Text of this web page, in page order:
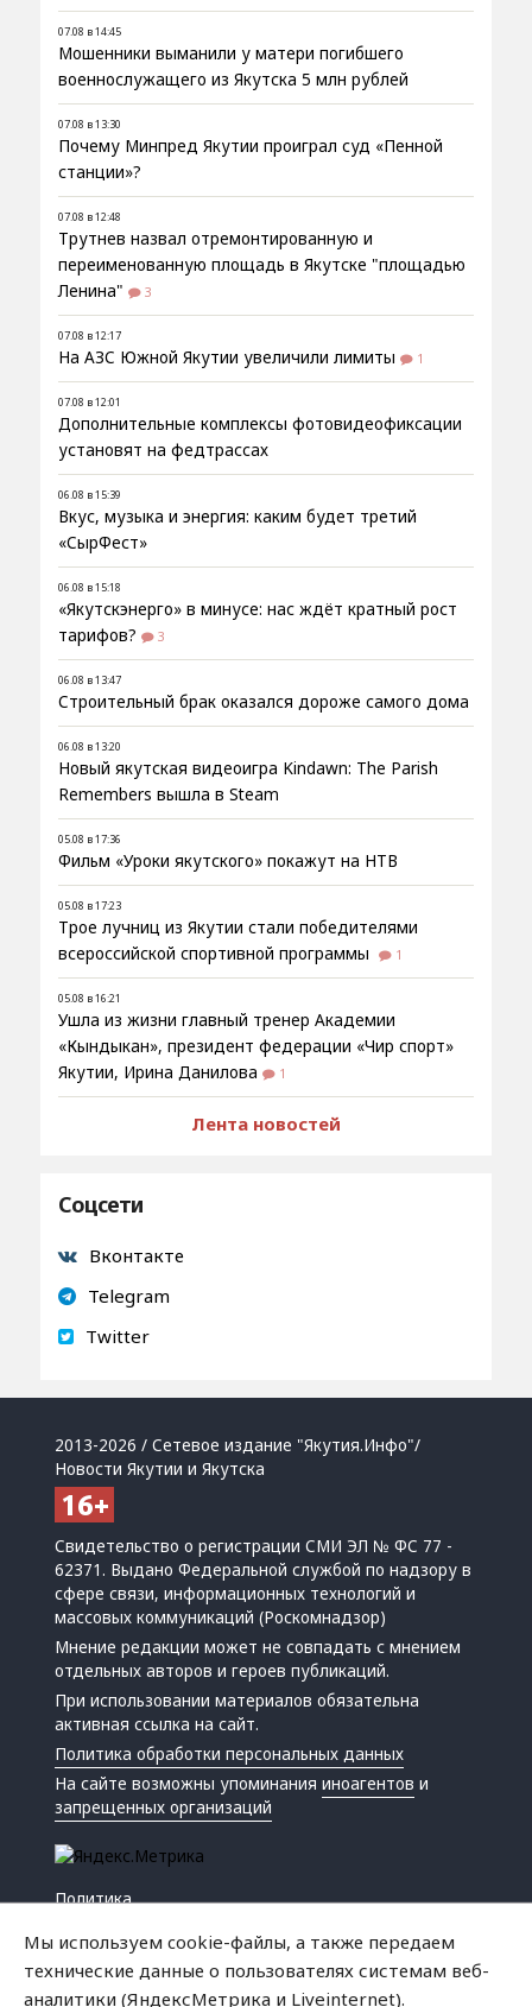
07.08 в 14:45
Мошенники выманили у матери погибшего
военнослужащего из Якутска 5 млн рублей
07.08 в 13:30
Почему Минпред Якутии проиграл суд «Пенной
станции»?
07.08 в 12:48
Трутнев назвал отремонтированную и
переименованную площадь в Якутске "площадью
Ленина"
3
07.08 в 12:17
На АЗС Южной Якутии увеличили лимиты 1
07.08 в 12:01
Дополнительные комплексы фотовидеофиксации
установят на федтрассах
06.08 в 15:39
Вкус, музыка и энергия: каким будет третий
«СырФест»
06.08 в 15:18
«Якутскэнерго» в минусе: нас ждёт кратный рост
тарифов?
3
06.08 в 13:47
Строительный брак оказался дороже самого дома
06.08 в 13:20
Новый якутская видеоигра Kindawn: The Parish
Remembers вышла в Steam
05.08 в 17:36
Фильм «Уроки якутского» покажут на НТВ
05.08 в 17:23
Трое лучниц из Якутии стали победителями
всероссийской спортивной программы
1
05.08 в 16:21
Ушла из жизни главный тренер Академии
«Кындыкан», президент федерации «Чир спорт»
Якутии, Ирина Данилова
1
Лента новостей
Соцсети
Вконтакте
Telegram
Twitter
2013-2026 / Сетевое издание "Якутия.Инфо"/
Новости Якутии и Якутска
Свидетельство о регистрации СМИ ЭЛ № ФС 77 -
62371. Выдано Федеральной службой по надзору в
сфере связи, информационных технологий и
массовых коммуникаций (Роскомнадзор)
Мнение редакции может не совпадать с мнением
отдельных авторов и героев публикаций.
При использовании материалов обязательна
активная ссылка на сайт.
Политика обработки персональных данных
На сайте возможны упоминанияиноагентов и
запрещенных организаций
Политика
Мы используем cookie-файлы, а также передаем
технические данные о пользователях системам веб-
аналитики (ЯндексМетрика и Liveinternet).